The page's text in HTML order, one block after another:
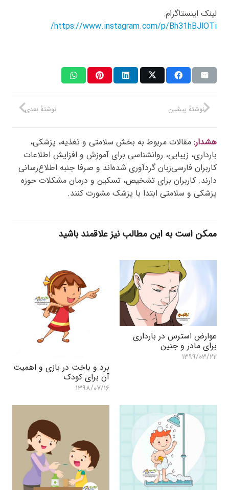
لینک اینستاگرام:
https://www.instagram.com/p/Bh31hBJlOTi/
نوشتهٔ بعدی نوشتهٔ پیشین
هشدار: مقالات مربوط به بخش سلامتی و تغذیه، پزشکی،
بارداری، زیبایی، روانشناسی برای آموزش و افزایش اطلاعات
کاربران فارسی‌زبان گردآوری شده‌اند و صرفا جنبه اطلاع‌رسانی
دارند. کاربران برای تشخیص، تسکین و درمان مشکلات حوزه
پزشکی و سلامتی ابتدا با پزشک مشورت کنند.
ممکن است به این مطالب نیز علاقمند باشید
عوارض استرس در بارداری
برای مادر و جنین
۱۳۹۹/۰۳/۲۲
برد و باخت در بازی و اهمیت
آن برای کودک
۱۳۹۸/۰۷/۱۶